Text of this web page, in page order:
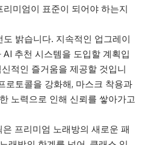
미엄이 표준이 되어야 하는지
밝습니다. 지속적인 업그레이
추천 시스템을 도입할 계획입
적인 즐거움을 제공할 것입니
로토콜을 강화해, 마스크 착용과
노력으로 인해 신뢰를 쌓아가고
프리미엄 노래방의 새로운 패